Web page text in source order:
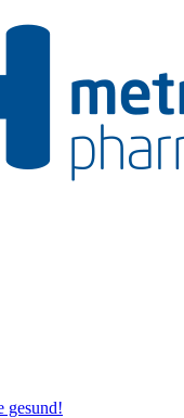
gesund!